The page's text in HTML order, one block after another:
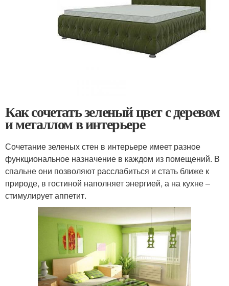
Как сочетать зеленый цвет с деревом
и металлом в интерьере
Сочетание зеленых стен в интерьере имеет разное
функциональное назначение в каждом из помещений. В
спальне они позволяют расслабиться и стать ближе к
природе, в гостиной наполняет энергией, а на кухне –
стимулирует аппетит.